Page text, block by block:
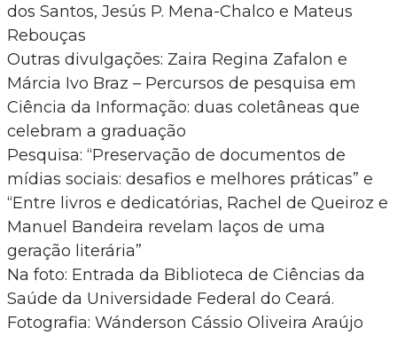
dos Santos, Jesús P. Mena-Chalco e Mateus
Rebouças
Outras divulgações: Zaira Regina Zafalon e
Márcia Ivo Braz – Percursos de pesquisa em
Ciência da Informação: duas coletâneas que
celebram a graduação
Pesquisa: “Preservação de documentos de
mídias sociais: desafios e melhores práticas” e
“Entre livros e dedicatórias, Rachel de Queiroz e
Manuel Bandeira revelam laços de uma
geração literária”
Na foto: Entrada da Biblioteca de Ciências da
Saúde da Universidade Federal do Ceará.
Fotografia: Wánderson Cássio Oliveira Araújo